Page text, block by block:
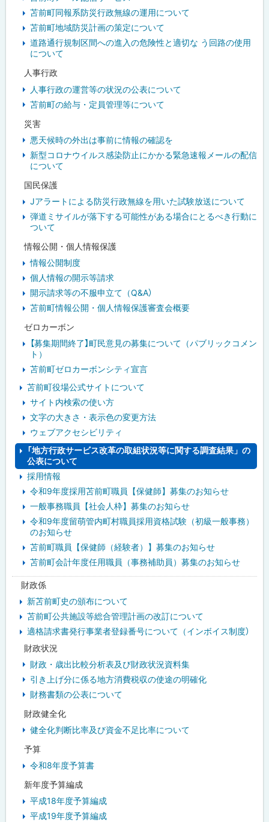
苫前町同報系防災行政無線の運用について
苫前町地域防災計画の策定について
道路通行規制区間への進入の危険性と適切な う回路の使用
について
人事行政
人事行政の運営等の状況の公表について
苫前町の給与・定員管理等について
災害
悪天候時の外出は事前に情報の確認を
新型コロナウイルス感染防止にかかる緊急速報メールの配信
について
国民保護
Jアラートによる防災行政無線を用いた試験放送について
弾道ミサイルが落下する可能性がある場合にとるべき行動に
ついて
情報公開・個人情報保護
情報公開制度
個人情報の開示等請求
開示請求等の不服申立て（Q&A）
苫前町情報公開・個人情報保護審査会概要
ゼロカーボン
【募集期間終了】町民意見の募集について（パブリックコメン
ト）
苫前町ゼロカーボンシティ宣言
苫前町役場公式サイトについて
サイト内検索の使い方
文字の大きさ・表示色の変更方法
ウェブアクセシビリティ
「地方行政サービス改革の取組状況等に関する調査結果」の
公表について
採用情報
令和9年度採用苫前町職員【保健師】募集のお知らせ
一般事務職員【社会人枠】募集のお知らせ
令和9年度留萌管内町村職員採用資格試験（初級一般事務）
のお知らせ
苫前町職員【保健師（経験者）】募集のお知らせ
苫前町会計年度任用職員（事務補助員）募集のお知らせ
財政係
新苫前町史の頒布について
苫前町公共施設等総合管理計画の改訂について
適格請求書発行事業者登録番号について（インボイス制度）
財政状況
財政・歳出比較分析表及び財政状況資料集
引き上げ分に係る地方消費税収の使途の明確化
財務書類の公表について
財政健全化
健全化判断比率及び資金不足比率について
予算
令和8年度予算書
新年度予算編成
平成18年度予算編成
平成19年度予算編成